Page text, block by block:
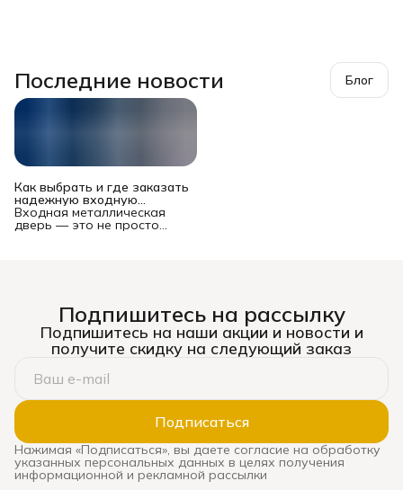
Последние новости Блог
Как выбрать и где заказать
надежную входную
металлическую дверь в
Новосибирске?
Входная металлическая
дверь — это не просто
имущества и жильцов,
уровень шума, теплопотери
и даже эстетическое
восприятие жилья. Рынок
— от бюджетных до
премиальных, и выбор
может стать настоящим
испытанием. Ошибка
оборачивается
сквозняками, звоном при
каждом закрытии, риском
взлома и необходимостью
дорогой замены. В этом
Подпишитесь на рассылку
Подпишитесь на наши акции и новости и
получите скидку на следующий заказ
Подписаться
Нажимая «Подписаться», вы даете согласие на обработку
указанных персональных данных в целях получения
информационной и рекламной рассылки